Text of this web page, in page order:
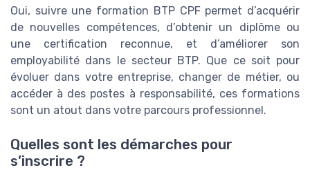
Oui, suivre une formation BTP CPF permet d’acquérir
de nouvelles compétences, d’obtenir un diplôme ou
une certification reconnue, et d’améliorer son
employabilité dans le secteur BTP. Que ce soit pour
évoluer dans votre entreprise, changer de métier, ou
accéder à des postes à responsabilité, ces formations
sont un atout dans votre parcours professionnel.
Quelles sont les démarches pour
s’inscrire ?